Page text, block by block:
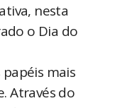
nesta
o Dia do
mais
Através do